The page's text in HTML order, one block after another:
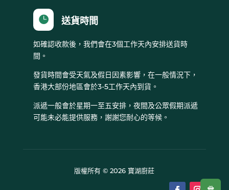
 送貨時間
如確認收款後，我們會在3個工作天內安排送貨時
間。
發貨時間會受天氣及假日因素影響，在一般情況下，
香港大部份地區會於3-5工作天內到貨。
派遞一般會於星期一至五安排，夜間及公眾假期派遞
可能未必能提供服務，謝謝您耐心的等候。
版權所有 © 2026 寶湖廚莊